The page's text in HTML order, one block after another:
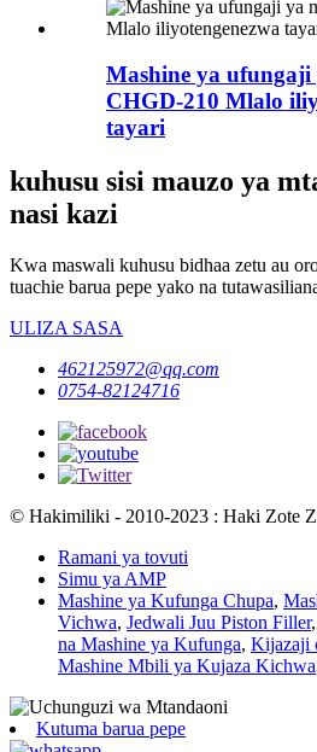
Mashine ya
CHGD-210 Mlalo
tayari
kuhusu sisi mauzo ya
nasi kazi
Kwa maswali kuhusu bidhaa zetu au
tuachie barua pepe yako na
ULIZA SASA
462125972@qq.com
0754-82124716
© Hakimiliki - 2010-2023 : Haki Zote
Ramani ya tovuti
Simu ya AMP
Mashine ya Kufunga Chupa,
Vichwa, Jedwali Juu Piston Filler,
na Mashine ya Kufunga, Kijazaji
Mashine Mbili ya Kujaza Kichwa
Kutuma barua pepe